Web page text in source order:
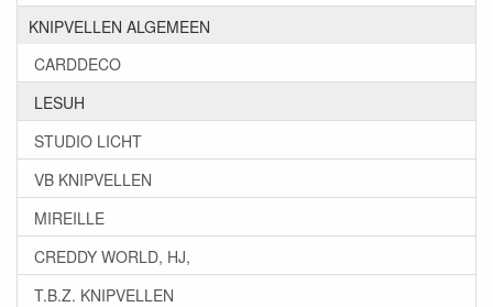
KNIPVELLEN ALGEMEEN
CARDDECO
LESUH
STUDIO LICHT
VB KNIPVELLEN
MIREILLE
CREDDY WORLD, HJ,
T.B.Z. KNIPVELLEN